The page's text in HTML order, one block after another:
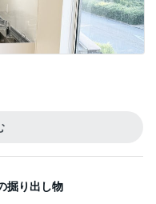
掘り出し物